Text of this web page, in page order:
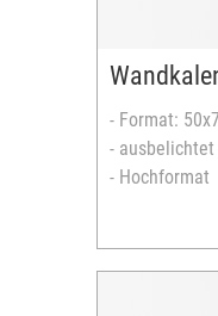
- Format:
-
- Hochformat